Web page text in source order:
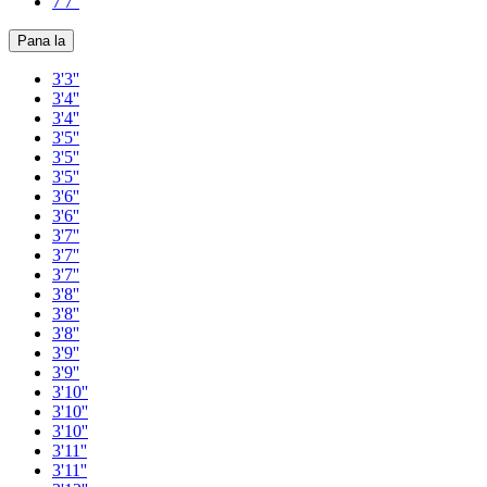
Pana la
3'3''
3'4''
3'4''
3'5''
3'5''
3'5''
3'6''
3'6''
3'7''
3'7''
3'7''
3'8''
3'8''
3'8''
3'9''
3'9''
3'10''
3'10''
3'10''
3'11''
3'11''